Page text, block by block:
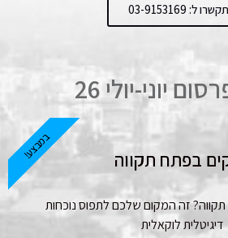
ל: 03-9153169
יוני-יולי 26
בפתח תקווה
זה המקום שלכם לתפוס נוכחות
דיגיטלית לוקאלית
במבצע!